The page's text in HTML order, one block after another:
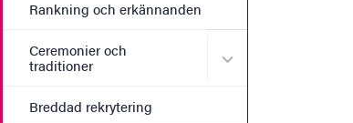
Rankning och erkännanden
Ceremonier och
traditioner
Undermeny för
Breddad rekrytering